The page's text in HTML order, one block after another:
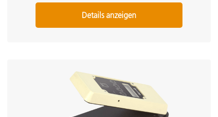
Details anzeigen